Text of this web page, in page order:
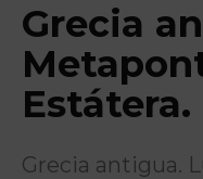
Grecia
Estátera.
Grecia antigua.